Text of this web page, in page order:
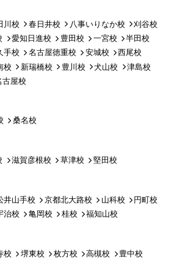
川校 春日井校 八事いりなか校
刈谷校
愛知日進校 豊田校 一宮校
半田校
手校 名古屋徳重校 安城校
西尾校
校 新瑞橋校 豊川校 犬山校
津島校
古屋校
桑名校
滋賀彦根校 草津校 堅田校
井山手校 京都北大路校 山科校
円町校
治校 亀岡校 桂校 福知山校
校 堺東校 枚方校 高槻校
豊中校